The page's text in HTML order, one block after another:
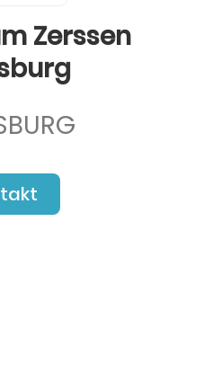
Zerssen